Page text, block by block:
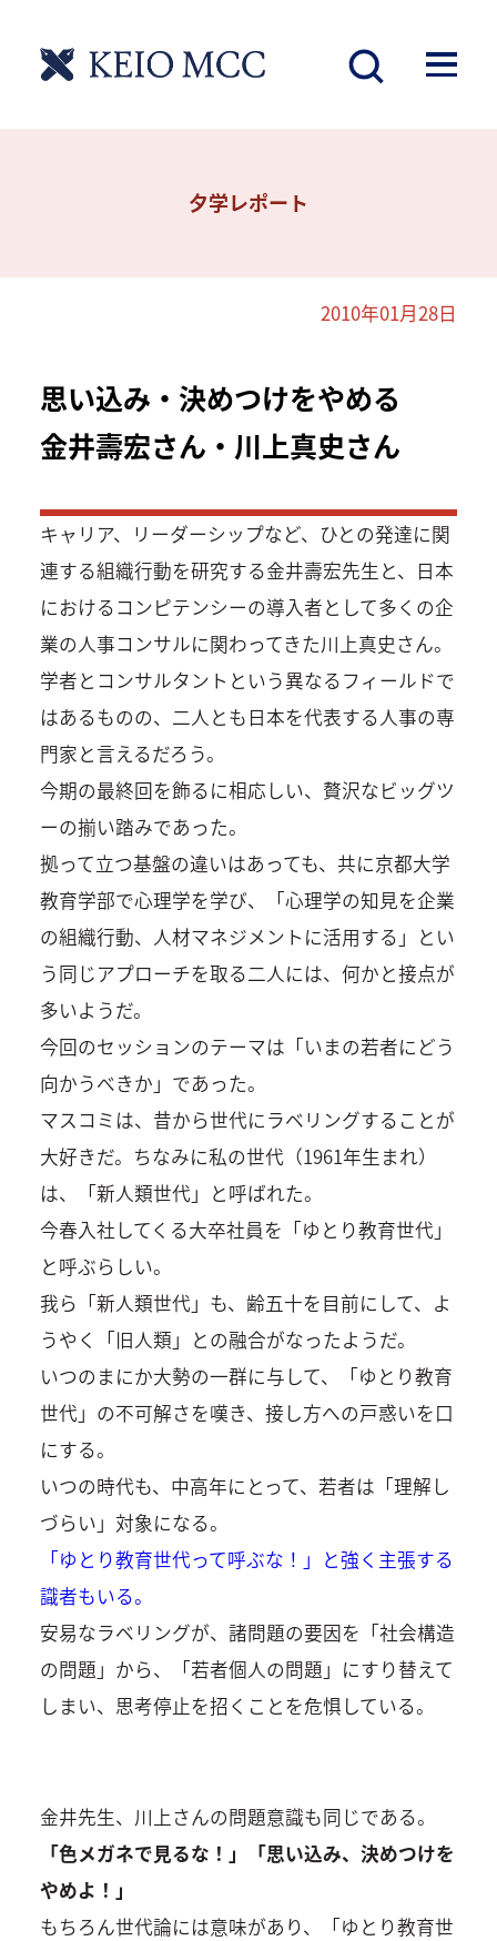
夕学レポート
2010年01月28日
思い込み・決めつけをやめる
金井壽宏さん・川上真史さん
キャリア、リーダーシップなど、ひとの発達に関
連する組織行動を研究する金井壽宏先生と、日本
におけるコンピテンシーの導入者として多くの企
業の人事コンサルに関わってきた川上真史さん。
学者とコンサルタントという異なるフィールドで
はあるものの、二人とも日本を代表する人事の専
門家と言えるだろう。
今期の最終回を飾るに相応しい、贅沢なビッグツ
ーの揃い踏みであった。
拠って立つ基盤の違いはあっても、共に京都大学
教育学部で心理学を学び、「心理学の知見を企業
の組織行動、人材マネジメントに活用する」とい
う同じアプローチを取る二人には、何かと接点が
多いようだ。
今回のセッションのテーマは「いまの若者にどう
向かうべきか」であった。
マスコミは、昔から世代にラベリングすることが
大好きだ。ちなみに私の世代（1961年生まれ）
は、「新人類世代」と呼ばれた。
今春入社してくる大卒社員を「ゆとり教育世代」
と呼ぶらしい。
我ら「新人類世代」も、齢五十を目前にして、よ
うやく「旧人類」との融合がなったようだ。
いつのまにか大勢の一群に与して、「ゆとり教育
世代」の不可解さを嘆き、接し方への戸惑いを口
にする。
いつの時代も、中高年にとって、若者は「理解し
づらい」対象になる。
「ゆとり教育世代って呼ぶな！」と強く主張する
識者もいる。
安易なラベリングが、諸問題の要因を「社会構造
の問題」から、「若者個人の問題」にすり替えて
しまい、思考停止を招くことを危惧している。
金井先生、川上さんの問題意識も同じである。
「色メガネで見るな！」「思い込み、決めつけを
やめよ！」
もちろん世代論には意味があり、「ゆとり教育世